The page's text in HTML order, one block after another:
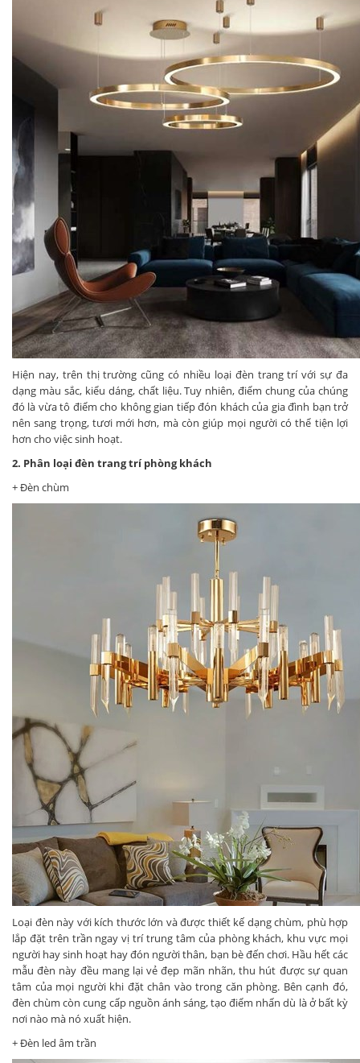
Hiện nay, trên thị trường cũng có nhiều loại đèn trang trí với sự đa
dạng màu sắc, kiểu dáng, chất liệu. Tuy nhiên, điểm chung của chúng
đó là vừa tô điểm cho không gian tiếp đón khách của gia đình bạn trở
nên sang trọng, tươi mới hơn, mà còn giúp mọi người có thể tiện lợi
hơn cho việc sinh hoạt.
2. Phân loại đèn trang trí phòng khách
+ Đèn chùm
Loại đèn này với kích thước lớn và được thiết kế dạng chùm, phù hợp
lắp đặt trên trần ngay vị trí trung tâm của phòng khách, khu vực mọi
người hay sinh hoạt hay đón người thân, bạn bè đến chơi. Hầu hết các
mẫu đèn này đều mang lại vẻ đẹp mãn nhãn, thu hút được sự quan
tâm của mọi người khi đặt chân vào trong căn phòng. Bên cạnh đó,
đèn chùm còn cung cấp nguồn ánh sáng, tạo điểm nhấn dù là ở bất kỳ
nơi nào mà nó xuất hiện.
+ Đèn led âm trần